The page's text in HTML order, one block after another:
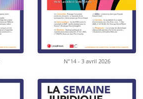
N°14 - 3 avril 2026